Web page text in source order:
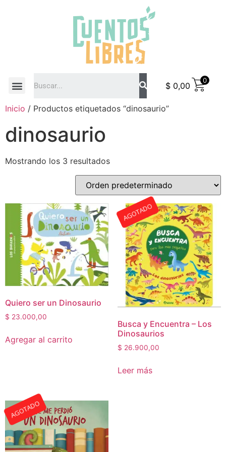
$ 0,00
0
Inicio / Productos etiquetados “dinosaurio”
dinosaurio
Mostrando los 3 resultados
Quiero ser un Dinosaurio
$ 23.000,00
Agregar al carrito
AGOTADO
Busca y Encuentra – Los
Dinosaurios
$ 26.900,00
Leer más
AGOTADO